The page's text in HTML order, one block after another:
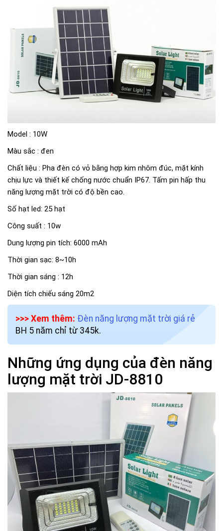
Model : 10W
Màu sắc : đen
Chất liệu : Pha đèn có vỏ bằng hợp kim nhôm đúc, mặt kính
chịu lực và thiết kế chống nước chuẩn IP67. Tấm pin hấp thu
năng lượng mặt trời có độ bền cao.
Số hạt led: 25 hạt
Công suất : 10w
Dung lượng pin tích: 6000 mAh
Thời gian sạc: 8~10h
Thời gian sáng : 12h
Diện tích chiếu sáng 20m2
>>> Xem thêm: Đèn năng lượng mặt trời giá rẻ
BH 5 năm chỉ từ 345k.
Những ứng dụng của đèn năng
lượng mặt trời JD-8810